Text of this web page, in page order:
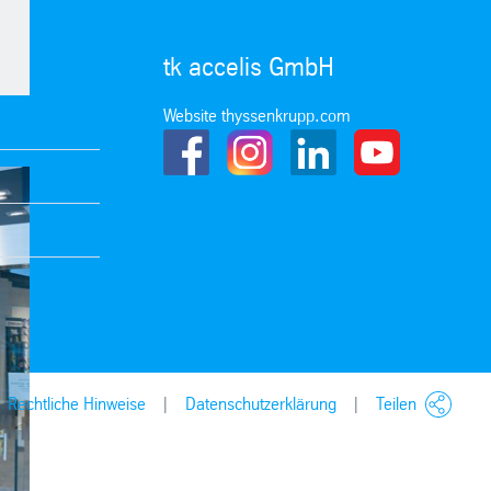
tk accelis GmbH
Website thyssenkrupp.com
Rechtliche Hinweise Datenschutzerklärung Teilen